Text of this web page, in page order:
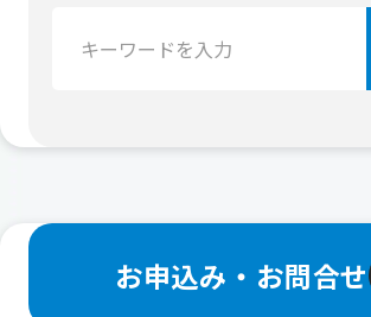
索：
お申込み・お問合せ